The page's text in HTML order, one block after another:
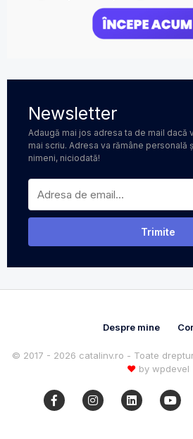
Newsletter
Adaugă mai jos adresa ta de mail dacă
mai scriu. Adresa va rămâne personală
nimeni, niciodată!
Despre mine
© 2017 - 2026 catalinv.ro - Toate
♥by wpdevel